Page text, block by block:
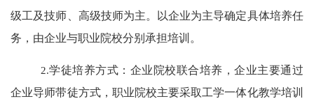
级工及技师、高级技师为主。以企业为主导确定具体培养任
务，由企业与职业院校分别承担培训。
2.学徒培养方式：企业院校联合培养，企业主要通过
企业导师带徒方式，职业院校主要采取工学一体化教学培训